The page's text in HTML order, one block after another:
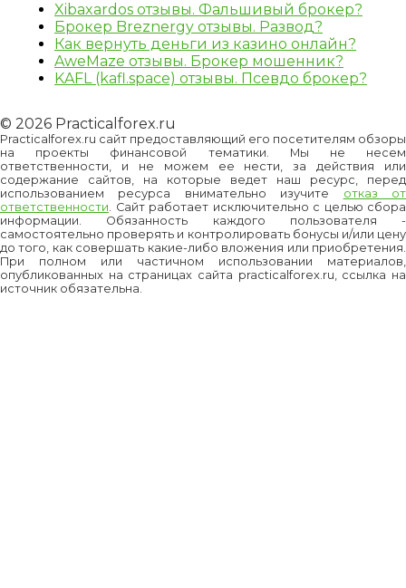
Xibaxardos отзывы. Фальшивый брокер?
Брокер Breznergy отзывы. Развод?
Как вернуть деньги из казино онлайн?
AweMaze отзывы. Брокер мошенник?
KAFL (kafl.space) отзывы. Псевдо брокер?
© 2026 Practicalforex.ru
Practicalforex.ru сайт предоставляющий его посетителям обзоры
на проекты финансовой тематики. Мы не несем
ответственности, и не можем ее нести, за действия или
содержание сайтов, на которые ведет наш ресурс, перед
использованием ресурса внимательно изучите отказ от
ответственности. Сайт работает исключительно с целью сбора
информации. Обязанность каждого пользователя -
самостоятельно проверять и контролировать бонусы и/или цену
до того, как совершать какие-либо вложения или приобретения.
При полном или частичном использовании материалов,
опубликованных на страницах сайта practicalforex.ru, ссылка на
источник обязательна.